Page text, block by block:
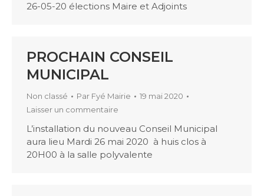
26-05-20 élections Maire et Adjoints
PROCHAIN CONSEIL
MUNICIPAL
Non classé Par Fyé Mairie
19 mai 2020
Laisser un commentaire
L’installation du nouveau Conseil Municipal
aura lieu Mardi 26 mai 2020 à huis clos à
20H00 à la salle polyvalente